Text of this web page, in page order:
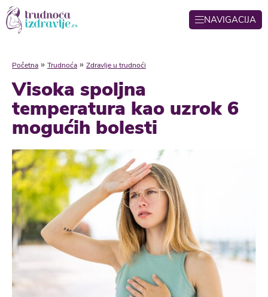
NAVIGACIJA
Početna » Trudnoća » Zdravlje u trudnoći
Visoka spoljna
temperatura kao uzrok 6
mogućih bolesti